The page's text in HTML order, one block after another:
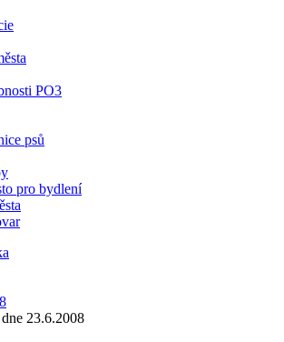
PO3
psů
pro bydlení
23.6.2008